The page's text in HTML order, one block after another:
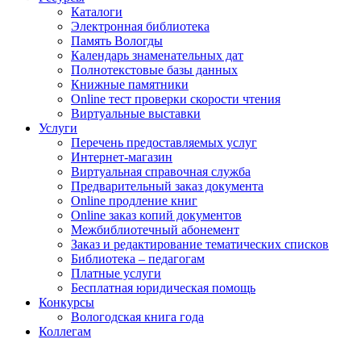
Каталоги
Электронная библиотека
Память Вологды
Календарь знаменательных дат
Полнотекстовые базы данных
Книжные памятники
Online тест проверки скорости чтения
Виртуальные выставки
Услуги
Перечень предоставляемых услуг
Интернет-магазин
Виртуальная справочная служба
Предварительный заказ документа
Online продление книг
Online заказ копий документов
Межбиблиотечный абонемент
Заказ и редактирование тематических списков
Библиотека – педагогам
Платные услуги
Бесплатная юридическая помощь
Конкурсы
Вологодская книга года
Коллегам